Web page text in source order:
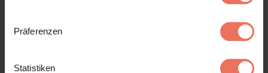
Präferenzen
Statistiken